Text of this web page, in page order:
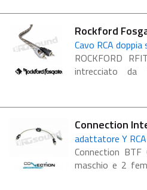
prestazioni per
senza ossigeno ...
Rockford
Cavo RCA
ROCKFORD
intrecciato
schermatura
doppia
ossigeno (OFC).
Connection
adattatore Y
Connection
maschio e 2
cavo 30 cm